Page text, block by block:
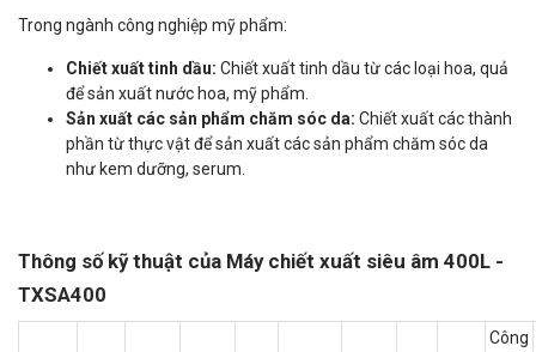
Trong ngành công nghiệp mỹ phẩm:
Chiết xuất tinh dầu: Chiết xuất tinh dầu từ các loại hoa, quả
để sản xuất nước hoa, mỹ phẩm.
Sản xuất các sản phẩm chăm sóc da: Chiết xuất các thành
phần từ thực vật để sản xuất các sản phẩm chăm sóc da
như kem dưỡng, serum.
Thông số kỹ thuật của Máy chiết xuất siêu âm 400L -
TXSA400
Công